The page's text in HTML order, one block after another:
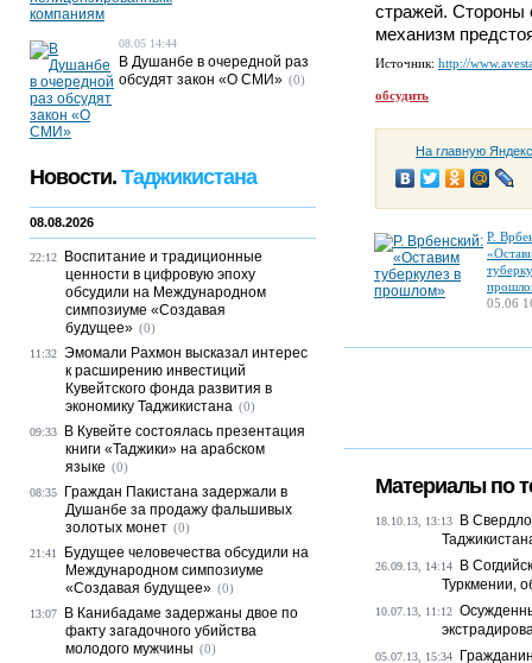
стражей. Стороны
механизм
Источник: http://
обсудить
На главную
Р.
05.06
Материалы по
18.10.13, 13:13
В
26.09.13, 14:14
В
Туркмении,
10.07.13, 11:12
05.07.13, 15:34
08.05 14:44
В Душанбе в очередной раз
обсудят закон «О СМИ» (0)
Новости. Таджикистана
08.08.2026
22:12
Воспитание и традиционные
ценности в цифровую эпоху
обсудили на Международном
симпозиуме «Создавая
будущее» (0)
11:32 Эмомали Рахмон высказал интерес
к расширению инвестиций
Кувейтского фонда развития в
экономику Таджикистана (0)
09:33
В Кувейте состоялась презентация
книги «Таджики» на арабском
языке (0)
08:35
Граждан Пакистана задержали в
Душанбе за продажу фальшивых
золотых монет (0)
21:41
Будущее человечества обсудили на
Международном симпозиуме
«Создавая будущее» (0)
13:07
В Канибадаме задержаны двое по
факту загадочного убийства
молодого мужчины (0)